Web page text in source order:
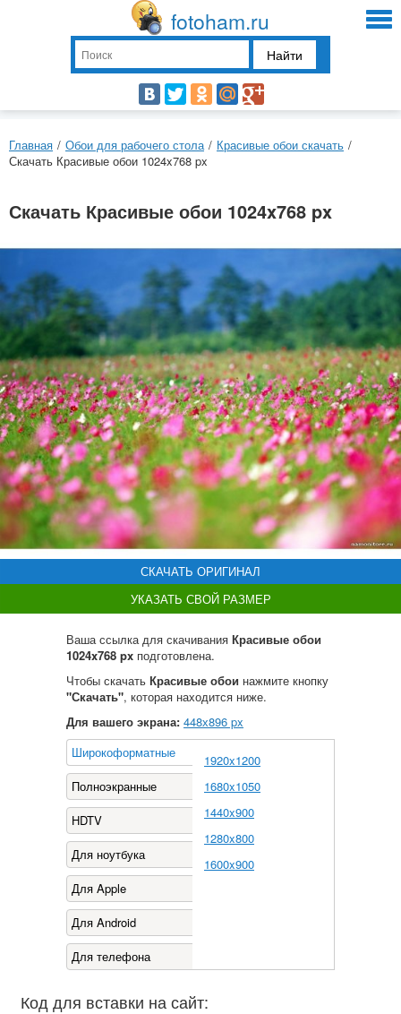
fotoham.ru
Найти
Главная / Обои для рабочего стола / Красивые обои скачать /
Скачать Красивые обои 1024x768 px
Скачать Красивые обои 1024x768 px
СКАЧАТЬ ОРИГИНАЛ
УКАЗАТЬ СВОЙ РАЗМЕР
Ваша ссылка для скачивания Красивые обои
1024x768 px подготовлена.
Чтобы скачать Красивые обои нажмите кнопку
"Скачать", которая находится ниже.
Для вашего экрана: 448х896 px
Широкоформатные
Полноэкранные
HDTV
Для ноутбука
Для Apple
Для Android
Для телефона
1920x1200
1680x1050
1440x900
1280x800
1600x900
Код для вставки на сайт: